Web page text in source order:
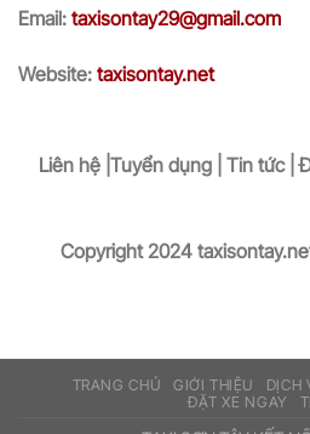
Email: taxisontay29@gmail.com
Website: taxisontay.net
Liên hệ |Tuyển dụng | Tin tức |
Copyright 2024
TRANG CHỦ GIỚI THIỆU DỊCH
ĐẶT XE NGAY